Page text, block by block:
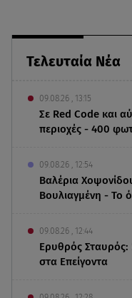
Τελευταία Νέα
09.08.26 , 13:15
Σε Red Code και
περιοχές - 400
09.08.26 , 12:54
Βαλέρια
Βουλιαγμένη - Το
09.08.26 , 12:44
Ερυθρός Σταυρός:
στα Επείγοντα